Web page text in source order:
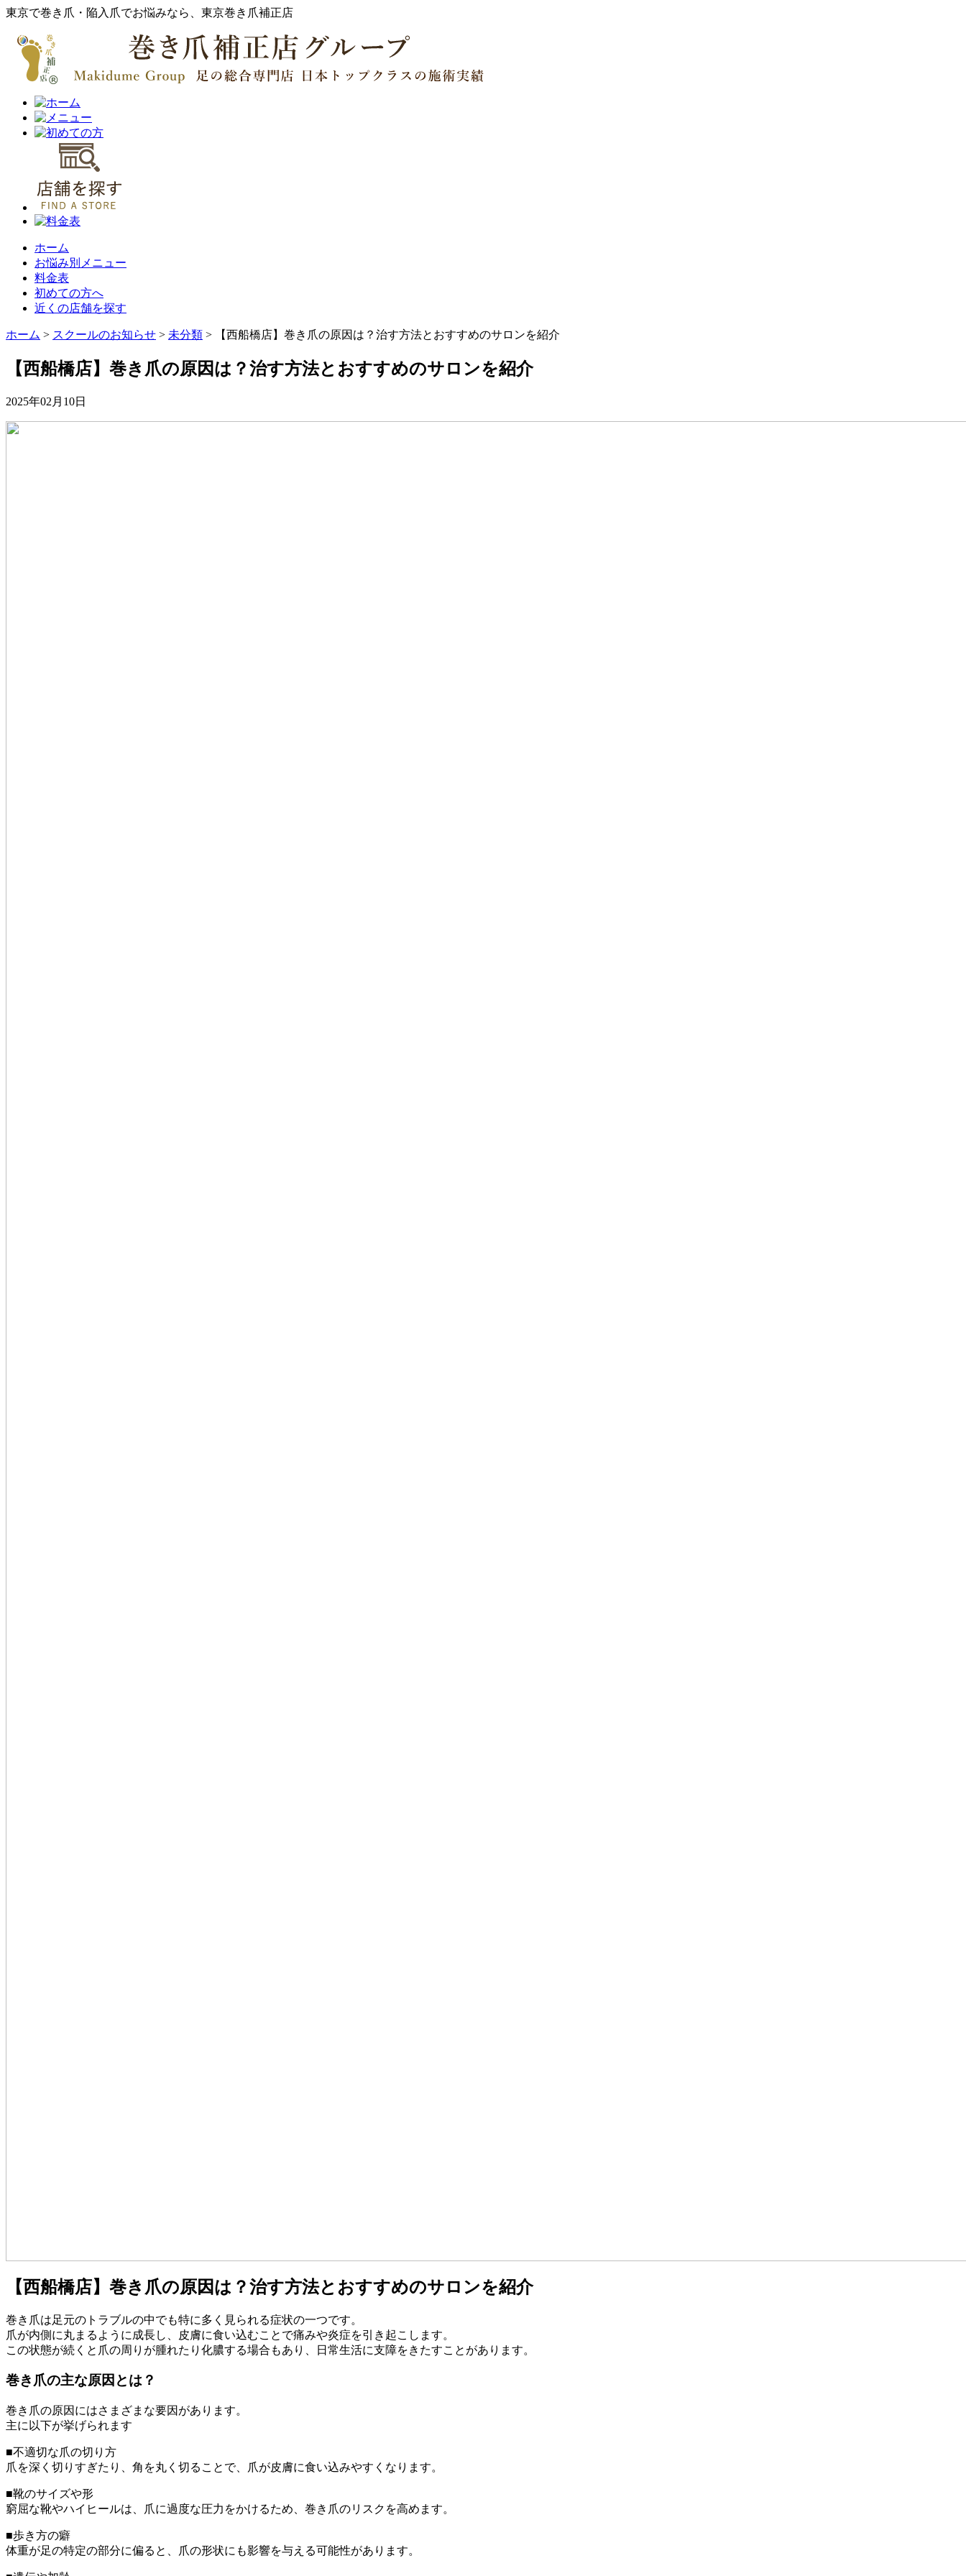
東京で巻き爪・陥入爪でお悩みなら、東京巻き爪補正店
ホーム
お悩み別メニュー
料金表
初めての方へ
近くの店舗を探す
ホーム > スクールのお知らせ > 未分類 > 【西船橋店】巻き爪の原因は？治す方法とおすすめのサロンを紹介
【西船橋店】巻き爪の原因は？治す方法とおすすめのサロンを紹介
2025年02月10日
【西船橋店】巻き爪の原因は？治す方法とおすすめのサロンを紹介
巻き爪は足元のトラブルの中でも特に多く見られる症状の一つです。
爪が内側に丸まるように成長し、皮膚に食い込むことで痛みや炎症を引き起こします。
この状態が続くと爪の周りが腫れたり化膿する場合もあり、日常生活に支障をきたすことがあります。
巻き爪の主な原因とは？
巻き爪の原因にはさまざまな要因があります。
主に以下が挙げられます
■不適切な爪の切り方
爪を深く切りすぎたり、角を丸く切ることで、爪が皮膚に食い込みやすくなります。
■靴のサイズや形
窮屈な靴やハイヒールは、爪に過度な圧力をかけるため、巻き爪のリスクを高めます。
■歩き方の癖
体重が足の特定の部分に偏ると、爪の形状にも影響を与える可能性があります。